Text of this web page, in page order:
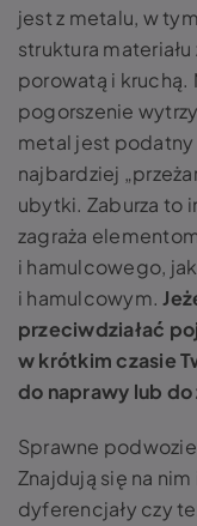
jest z metalu, w
struktura
porowatą i kruchą.
pogorszenie
metal jest podatny
najbardziej
ubytki. Zaburza to
zagraża
i hamulcowego,
i hamulcowym.
przeciwdziałać
w krótkim czasie
do naprawy lub do
Sprawne
Znajdują się na
dyferencjały czy